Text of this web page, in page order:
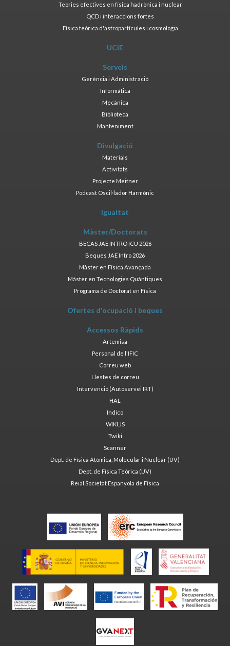
Teories efectives en física hadrònica i nuclear
QCD i interaccions fortes
Física teòrica d'astropartícules i cosmologia
UCIE
Serveis
Gerència i Administració
Informàtica
Mecànica
Biblioteca
Manteniment
Divulgació
Materials
Activitats
Projecte Meitner
Podcast Oscil·lador Harmònic
Igualtat
Màster/Doctorats
BECAS JAE INTRO ICU 2026
Beques JAE Intro 2026
Màster en Física Avançada
Màster en Tecnologies Quàntiques
Programa de Doctorat en Física
Ofertes d'ocupació i beques
Accessos Ràpids
Artemisa
Personal de l'IFIC
Correu web
Llestes de correu
Intervenció (Autoservei IRT)
HAL
Indico
WIKI.JS
Twiki
Scanner
Dept. de Física Atòmica, Molecular i Nuclear (UV)
Dept. de Física Teòrica (UV)
Reial Societat Espanyola de Física